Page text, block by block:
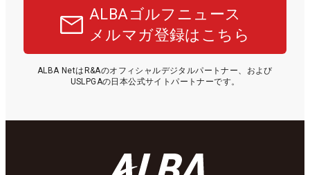
ALBAゴルフニュース
メルマガ登録はこちら
ALBA NetはR&Aのオフィシャルデジタルパートナー、および
USLPGAの日本公式サイトパートナーです。